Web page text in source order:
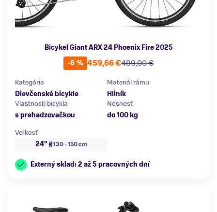
Bicykel Giant ARX 24 Phoenix Fire 2025
-6 %
489,00 €
459,66 €
Kategória
Dievčenské bicykle
Materiál rámu
Hliník
Vlastnosti bicykla
s prehadzovačkou
Nosnosť
do 100 kg
Veľkosť
24"
130 - 150 cm
Externý sklad: 2 až 5 pracovných dní